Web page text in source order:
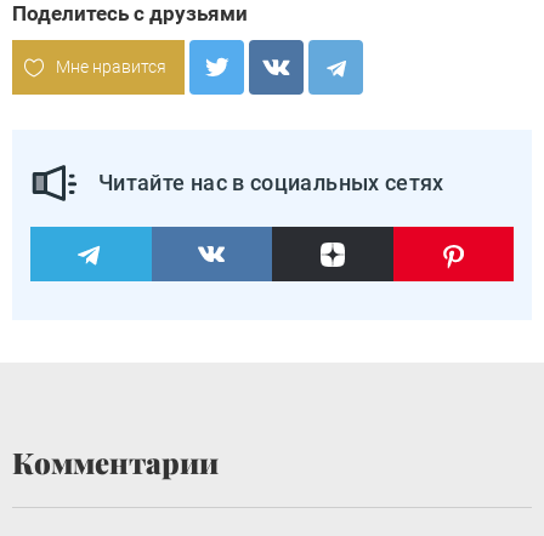
Поделитесь с друзьями
Мне нравится
Читайте нас в социальных сетях
Комментарии